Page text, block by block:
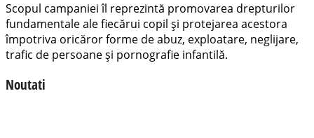
Scopul campaniei îl reprezintă promovarea drepturilor
fundamentale ale fiecărui copil și protejarea acestora
împotriva oricăror forme de abuz, exploatare, neglijare,
trafic de persoane și pornografie infantilă.
Noutati